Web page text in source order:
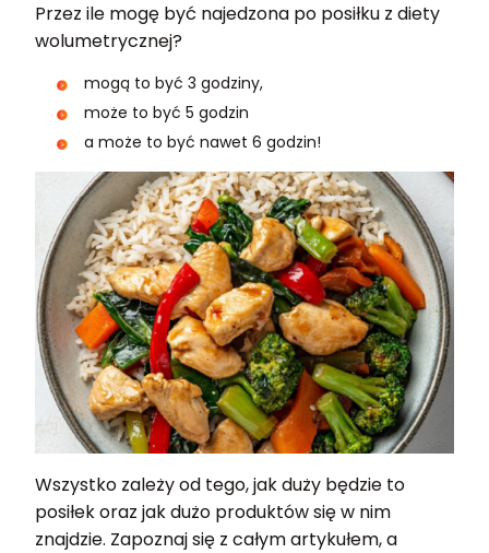
Przez ile mogę być najedzona po posiłku z diety
wolumetrycznej?
mogą to być 3 godziny,
może to być 5 godzin
a może to być nawet 6 godzin!
Wszystko zależy od tego, jak duży będzie to
posiłek oraz jak dużo produktów się w nim
znajdzie. Zapoznaj się z całym artykułem, a